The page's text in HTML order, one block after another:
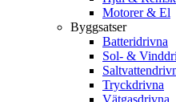
Motorer & El
Byggsatser
Batteridrivna
Sol- &
Tryckdrivna
Vätgasdrivna